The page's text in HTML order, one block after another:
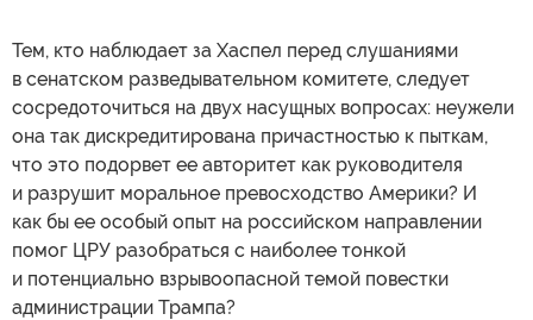
Тем, кто наблюдает за Хаспел перед слушаниями
в сенатском разведывательном комитете, следует
сосредоточиться на двух насущных вопросах: неужели
она так дискредитирована причастностью к пыткам,
что это подорвет ее авторитет как руководителя
и разрушит моральное превосходство Америки? И
как бы ее особый опыт на российском направлении
помог ЦРУ разобраться с наиболее тонкой
и потенциально взрывоопасной темой повестки
администрации Трампа?